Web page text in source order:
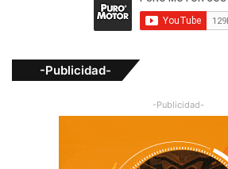
-Publicidad-
-Publicidad-